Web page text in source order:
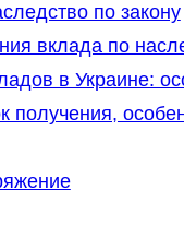
по закону
вклада по
в Украине:
получения,